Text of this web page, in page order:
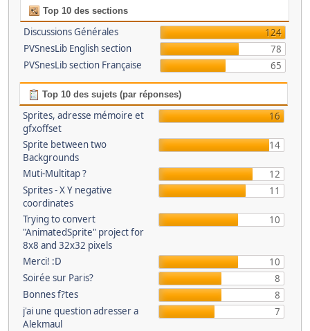
Top 10 des sections
Discussions Générales
124
PVSnesLib English section
78
PVSnesLib section Française
65
Top 10 des sujets (par réponses)
Sprites, adresse mémoire et
gfxoffset
16
Sprite between two
Backgrounds
14
Muti-Multitap ?
12
Sprites - X Y negative
coordinates
11
Trying to convert
"AnimatedSprite" project for
8x8 and 32x32 pixels
10
Merci! :D
10
Soirée sur Paris?
8
Bonnes f?tes
8
j'ai une question adresser a
Alekmaul
7